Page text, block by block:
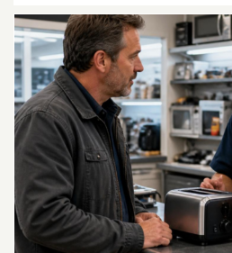
Recht auf Reparatur: Das